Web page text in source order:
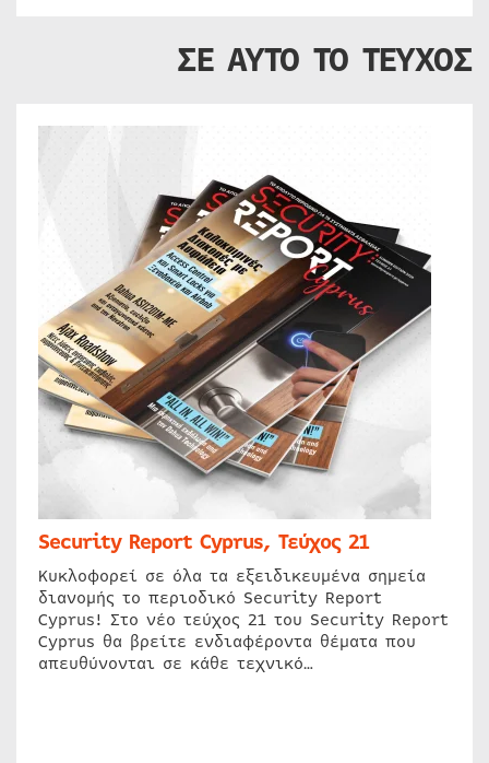
ΣΕ ΑΥΤΟ ΤΟ ΤΕΥΧΟΣ
Security Report Cyprus, Τεύχος 21
Κυκλοφορεί σε όλα τα εξειδικευμένα σημεία
διανομής το περιοδικό Security Report
Cyprus! Στο νέο τεύχος 21 του Security Report
Cyprus θα βρείτε ενδιαφέροντα θέματα που
απευθύνονται σε κάθε τεχνικό…